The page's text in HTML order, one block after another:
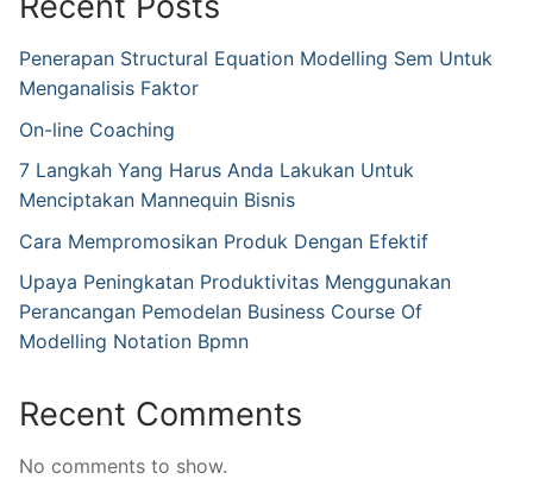
Penerapan Structural Equation Modelling Sem Untuk
Menganalisis Faktor
On-line Coaching
7 Langkah Yang Harus Anda Lakukan Untuk
Menciptakan Mannequin Bisnis
Cara Mempromosikan Produk Dengan Efektif
Upaya Peningkatan Produktivitas Menggunakan
Perancangan Pemodelan Business Course Of
Modelling Notation Bpmn
Recent Comments
No comments to show.